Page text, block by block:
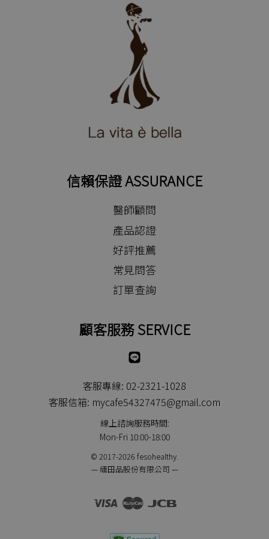
信賴保證 ASSURANCE
醫師顧問
產品認證
好評推薦
常見問答
訂單查詢
顧客服務 SERVICE
客服專線: 02-2321-1028
客服信箱: mycafe54327475@gmail.com
線上諮詢服務時間:
Mon-Fri 10:00-18:00
© 2017-2026 fesohealthy.
— 緬田品股份有限公司 —
Visa Master